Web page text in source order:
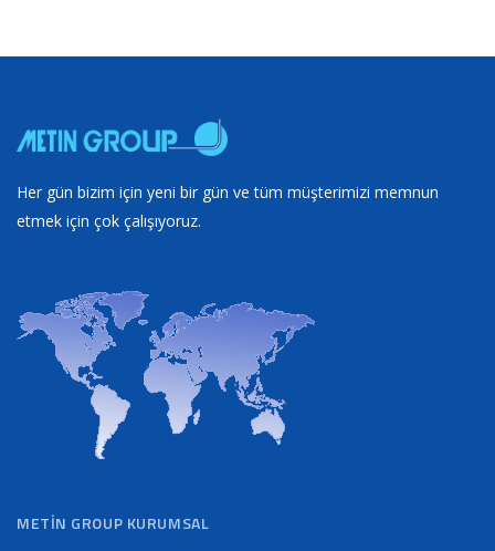
Her gün bizim için yeni bir gün ve tüm müşterimizi memnun
etmek için çok çalışıyoruz.
METIN GROUP KURUMSAL